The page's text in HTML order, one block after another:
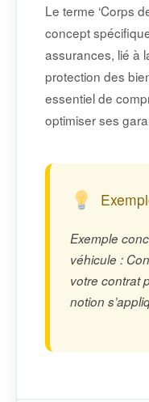
Le terme ‘Corps
concept
assurances, lié à
protection des
essentiel de
optimiser ses
Exemple
véhicule :
votre contrat
notion